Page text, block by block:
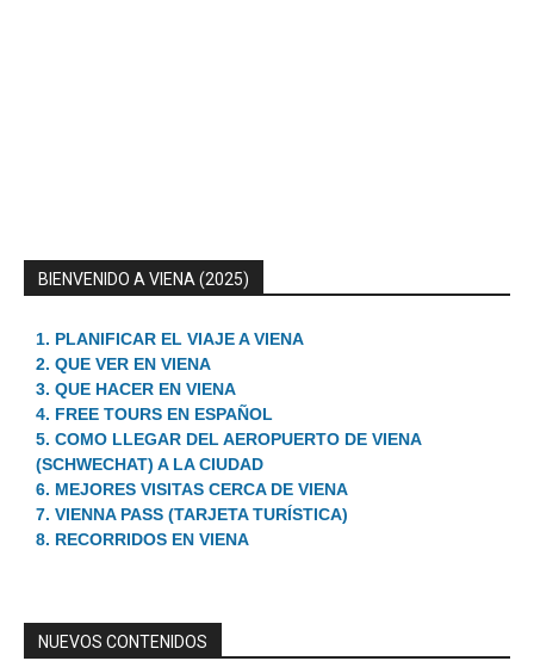
BIENVENIDO A VIENA (2025)
1. PLANIFICAR EL VIAJE A VIENA
2. QUE VER EN VIENA
3. QUE HACER EN VIENA
4. FREE TOURS EN ESPAÑOL
5. COMO LLEGAR DEL AEROPUERTO DE VIENA
(SCHWECHAT) A LA CIUDAD
6. MEJORES VISITAS CERCA DE VIENA
7. VIENNA PASS (TARJETA TURÍSTICA)
8. RECORRIDOS EN VIENA
NUEVOS CONTENIDOS